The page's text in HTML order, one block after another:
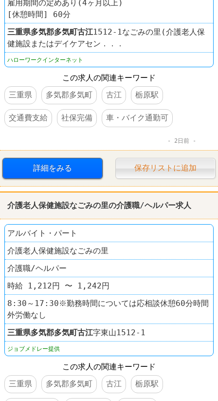
雇用期間の定めあり(4ヶ月以上)
[休憩時間] 60分
三重県多気郡多気町古江1512-1なごみの里(介護老人保
健施設またはデイケアセン．．．
ハローワークインターネット
この求人の関連キーワード
三重県
多気郡多気町 古江 栃原駅
交通費支給 社保完備 車・バイク通勤可
2日前
詳細をみる 保存リストに追加
介護老人保健施設なごみの里の介護職/ヘルパー求人
アルバイト・パート
介護老人保健施設なごみの里
介護職/ヘルパー
時給 1,212円 〜 1,242円
8:30～17:30※勤務時間については応相談休憩60分時間
外労働なし
三重県多気郡多気町古江字東山1512-1
ジョブメドレー提供
この求人の関連キーワード
三重県
多気郡多気町 古江 栃原駅